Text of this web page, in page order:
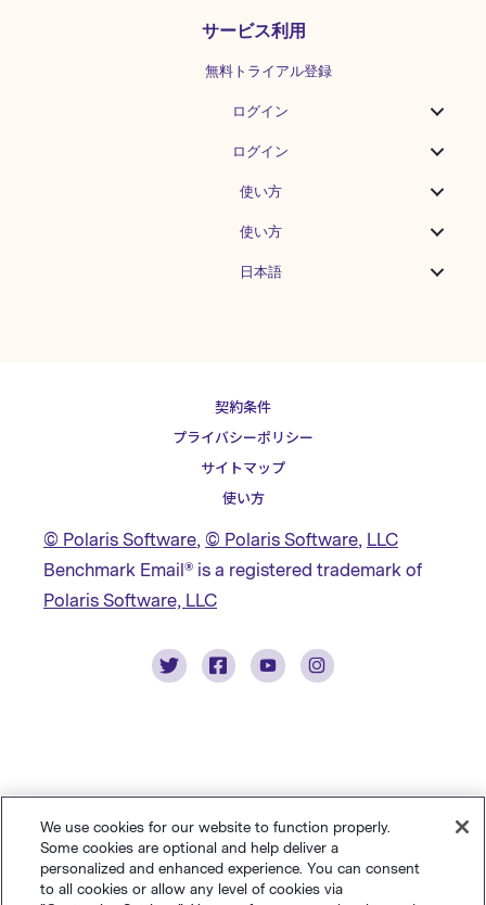
サービス利用
無料トライアル登録
ログイン
ログイン
使い方
使い方
日本語
契約条件
プライバシーポリシー
サイトマップ
使い方
© Polaris Software, © Polaris Software, LLC
Benchmark Email® is a registered trademark of
Polaris Software, LLC
We use cookies for our website to function properly.
Some cookies are optional and help deliver a
personalized and enhanced experience. You can consent
to all cookies or allow any level of cookies via